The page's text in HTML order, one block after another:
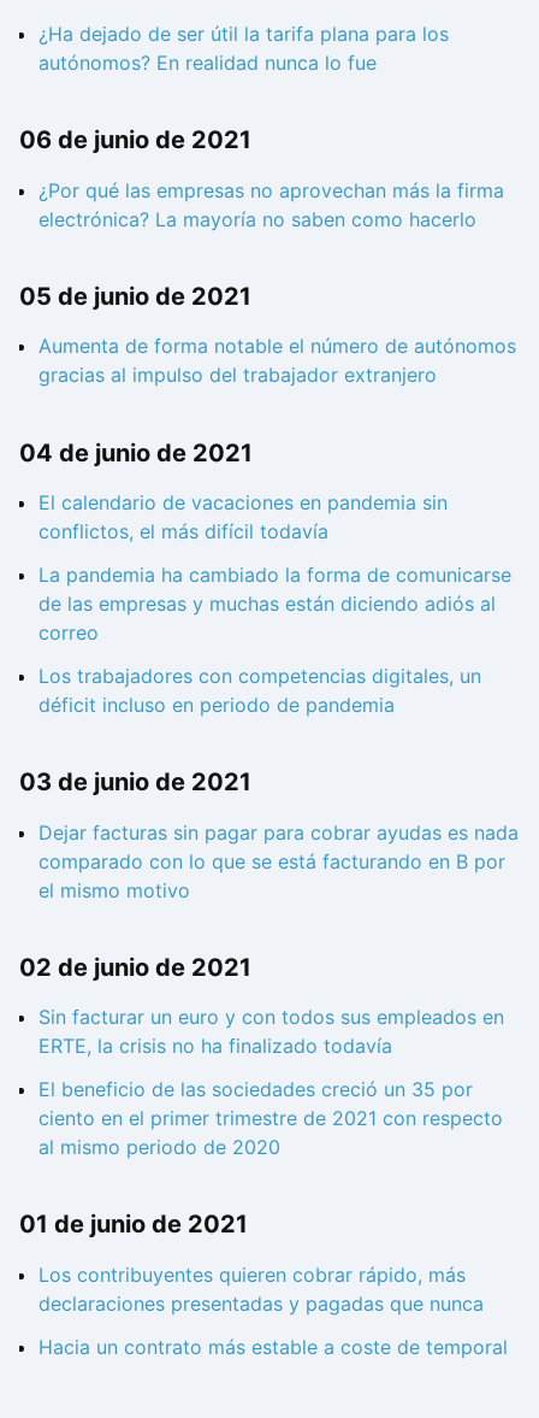
¿Ha dejado de ser útil la tarifa plana para los
autónomos? En realidad nunca lo fue
06 de junio de 2021
¿Por qué las empresas no aprovechan más la firma
electrónica? La mayoría no saben como hacerlo
05 de junio de 2021
Aumenta de forma notable el número de autónomos
gracias al impulso del trabajador extranjero
04 de junio de 2021
El calendario de vacaciones en pandemia sin
conflictos, el más difícil todavía
La pandemia ha cambiado la forma de comunicarse
de las empresas y muchas están diciendo adiós al
correo
Los trabajadores con competencias digitales, un
déficit incluso en periodo de pandemia
03 de junio de 2021
Dejar facturas sin pagar para cobrar ayudas es nada
comparado con lo que se está facturando en B por
el mismo motivo
02 de junio de 2021
Sin facturar un euro y con todos sus empleados en
ERTE, la crisis no ha finalizado todavía
El beneficio de las sociedades creció un 35 por
ciento en el primer trimestre de 2021 con respecto
al mismo periodo de 2020
01 de junio de 2021
Los contribuyentes quieren cobrar rápido, más
declaraciones presentadas y pagadas que nunca
Hacia un contrato más estable a coste de temporal